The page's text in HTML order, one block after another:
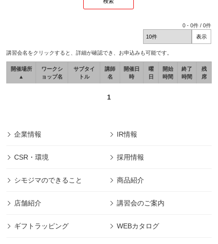
0 -0件 /0件
講習会名をクリックすると、詳細が確認でき、お申込みも可能です。
開催場所
▲
ワークシ
ョップ名
サブタイ
トル
講師
名
開催日
時
曜
日
開始
時間
終了
時間
残
席
1
企業情報 IR情報
CSR・環境 採用情報
シモジマのできること 商品紹介
店舗紹介 講習会のご案内
ギフトラッピング WEBカタログ